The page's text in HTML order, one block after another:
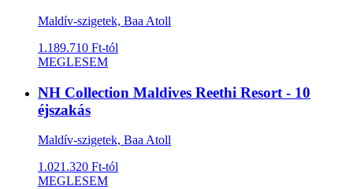
Maldív-szigetek, Baa Atoll
1.189.710 Ft-tól
MEGLESEM
NH Collection Maldives Reethi Resort - 10
éjszakás
Maldív-szigetek, Baa Atoll
1.021.320 Ft-tól
MEGLESEM